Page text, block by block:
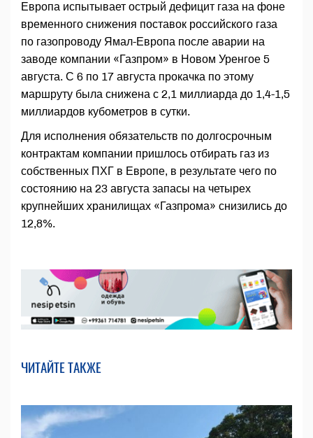
Европа испытывает острый дефицит газа на фоне
временного снижения поставок российского газа
по газопроводу Ямал-Европа после аварии на
заводе компании «Газпром» в Новом Уренгое 5
августа. С 6 по 17 августа прокачка по этому
маршруту была снижена с 2,1 миллиарда до 1,4-1,5
миллиардов кубометров в сутки.
Для исполнения обязательств по долгосрочным
контрактам компании пришлось отбирать газ из
собственных ПХГ в Европе, в результате чего по
состоянию на 23 августа запасы на четырех
крупнейших хранилищах «Газпрома» снизились до
12,8%.
ЧИТАЙТЕ ТАКЖЕ